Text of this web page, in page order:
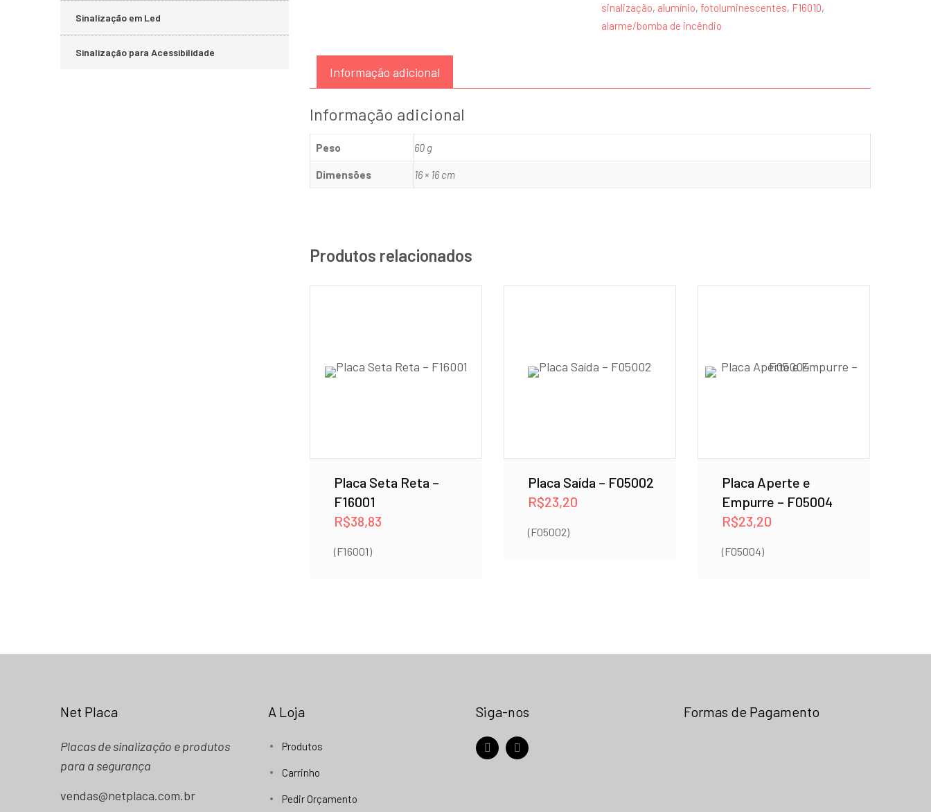
sinalização, alumínio, fotoluminescentes, F16010,
alarme/bomba de incêndio
Informação adicional
Informação adicional
Peso 60 g
Dimensões 16 × 16 cm
Produtos relacionados
Placa Seta Reta –
F16001
R$38,83
(F16001)
Placa Saída – F05002
R$23,20
(F05002)
Placa Aperte e
Empurre – F05004
R$23,20
(F05004)
Sinalização em Led
Sinalização para Acessibilidade
Net Placa
Placas de sinalização e produtos
para a segurança
vendas@netplaca.com.br
A Loja
Produtos
Carrinho
Pedir Orçamento
Siga-nos Formas de Pagamento